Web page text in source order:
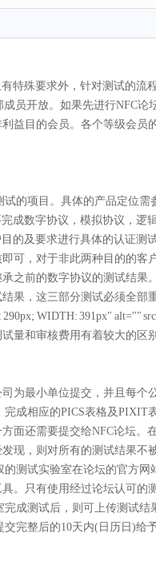
特殊要求外，针对测试的流
员开放。如果先进行NFC
益目的会员。各个等级会员
的项目。具体的产品定位
成数字协议，模拟协议，逻
的及要求进行具体的认证
可，对于非此两种目的的
之前的数字协议的测试结果
果，这三部分测试必须全部
WIDTH: 391px" alt=""
量和审核费用有着较大的区
为最小单位提交，并且每个
成相应的PICS表格及PIXIT
面还需要提交给NFC论坛。
现，则对所有的测试结果不
测试实验室在论坛的官方
。只有使用经过论坛认可的
成测试后，则可上传测试结
完整后的10天内(日历日)